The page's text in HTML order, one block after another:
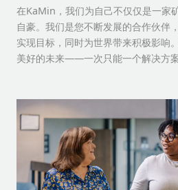
在KaMin，我们为自己不仅仅是一家
自豪。我们是您不断发展的合作伙伴
实现目标，同时为世界带来积极影响
美好的未来——一次只能一个解决方案